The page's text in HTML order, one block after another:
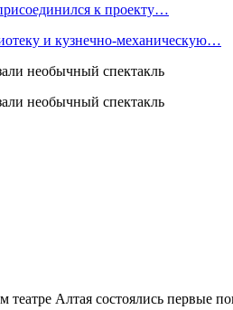
к проекту…
и кузнечно-механическую…
Алтая состоялись первые